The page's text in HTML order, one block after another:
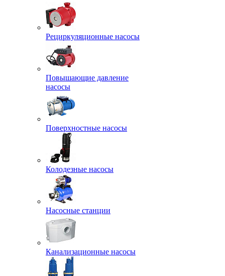
Рециркуляционные насосы
Повышающие давление
насосы
Поверхностные насосы
Колодезные насосы
Насосные станции
Канализационные насосы